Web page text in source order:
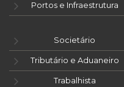
Portos e Infraestrutura
Societário
Tributário e Aduaneiro
Trabalhista